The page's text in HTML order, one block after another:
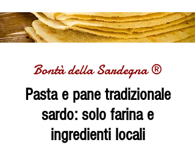
Bontà della Sardegna ®
Pasta e pane tradizionale
sardo: solo farina e
ingredienti locali